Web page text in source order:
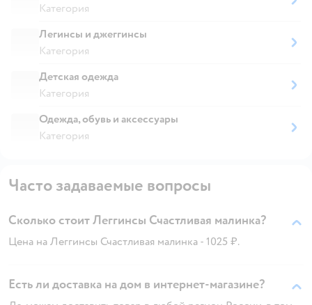
Категория
Легинсы и джеггинсы
Категория
Детская одежда
Категория
Одежда, обувь и аксессуары
Категория
Часто задаваемые вопросы
Сколько стоит Леггинсы Счастливая малинка?
Цена на Леггинсы Счастливая малинка - 1025 ₽.
Есть ли доставка на дом в интернет-магазине?